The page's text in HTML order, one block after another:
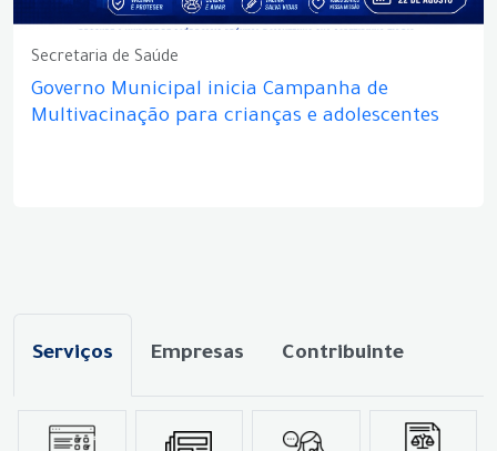
Secretaria de Saúde
Governo Municipal inicia Campanha de
Multivacinação para crianças e adolescentes
Serviços Empresas Contribuinte